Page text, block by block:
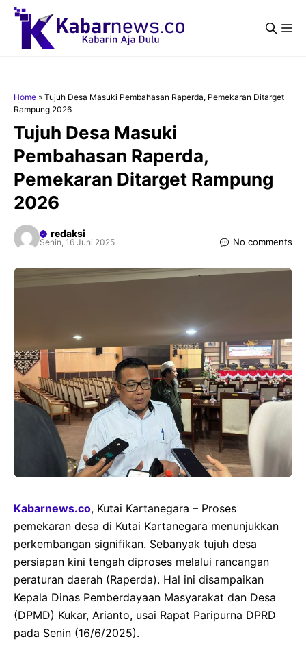
Langsung
Home » Tujuh Desa Masuki Pembahasan Raperda, Pemekaran Ditarget
Rampung 2026
Tujuh Desa Masuki
Pembahasan Raperda,
Pemekaran Ditarget Rampung
2026
redaksi
Senin, 16 Juni 2025 No comments
Kabarnews.co, Kutai Kartanegara – Proses
pemekaran desa di Kutai Kartanegara menunjukkan
perkembangan signifikan. Sebanyak tujuh desa
persiapan kini tengah diproses melalui rancangan
peraturan daerah (Raperda). Hal ini disampaikan
Kepala Dinas Pemberdayaan Masyarakat dan Desa
(DPMD) Kukar, Arianto, usai Rapat Paripurna DPRD
pada Senin (16/6/2025).